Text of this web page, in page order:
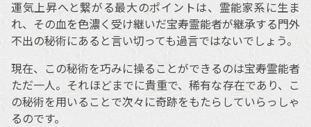
運気上昇へと繋がる最大のポイントは、霊能家系に生ま
れ、その血を色濃く受け継いだ宝寿霊能者が継承する門外
不出の秘術にあると言い切っても過言ではないでしょう。
現在、この秘術を巧みに操ることができるのは宝寿霊能者
ただ一人。それほどまでに貴重で、稀有な存在であり、こ
の秘術を用いることで次々に奇跡をもたらしていらっしゃ
るのです。